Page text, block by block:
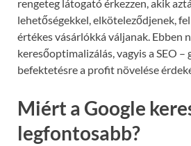
rengeteg látogató érkezzen, akik
lehetőségekkel, elköteleződjenek,
értékes vásárlókká váljanak. Ebben
keresőoptimalizálás, vagyis a SEO
befektetésre a profit növelése
Miért a Google
legfontosabb?